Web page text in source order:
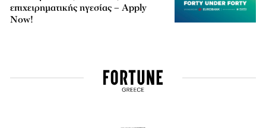
επιχειρηματικής ηγεσίας – Apply
Now!